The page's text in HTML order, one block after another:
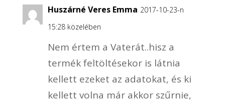
Huszárné Veres Emma 2017-10-23-n
15:28 közelében
Nem értem a Vaterát..hisz a
termék feltöltésekor is látnia
kellett ezeket az adatokat, és ki
kellett volna már akkor szűrnie,